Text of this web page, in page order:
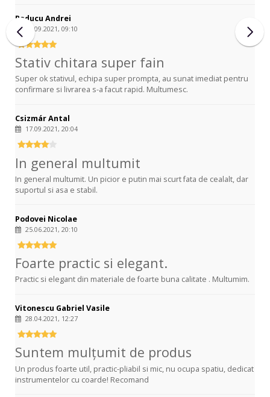
Raducu Andrei
19.09.2021, 09:10
Stativ chitara super fain
Super ok stativul, echipa super prompta, au sunat imediat pentru
confirmare si livrarea s-a facut rapid. Multumesc.
Csizmár Antal
17.09.2021, 20:04
In general multumit
In general multumit. Un picior e putin mai scurt fata de cealalt, dar
suportul si asa e stabil.
Podovei Nicolae
25.06.2021, 20:10
Foarte practic si elegant.
Practic si elegant din materiale de foarte buna calitate . Multumim.
Vitonescu Gabriel Vasile
28.04.2021, 12:27
Suntem mulțumit de produs
Un produs foarte util, practic-pliabil si mic, nu ocupa spatiu, dedicat
instrumentelor cu coarde! Recomand